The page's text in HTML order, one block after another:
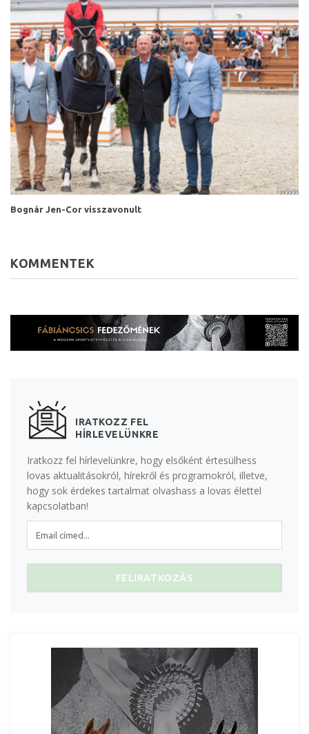
Bognár Jen-Cor visszavonult
KOMMENTEK
IRATKOZZ FEL
HÍRLEVELÜNKRE
Iratkozz fel hírlevelünkre, hogy elsőként értesülhess
lovas aktualitásokról, hírekről és programokról, illetve,
hogy sok érdekes tartalmat olvashass a lovas élettel
kapcsolatban!